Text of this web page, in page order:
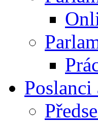
Poslanci